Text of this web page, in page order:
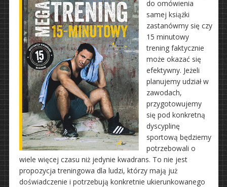
do omówienia
samej książki
zastanówmy się czy
15 minutowy
trening faktycznie
może okazać się
efektywny. Jeżeli
planujemy udział w
zawodach,
przygotowujemy
się pod konkretną
dyscyplinę
sportową będziemy
potrzebowali o
wiele więcej czasu niż jedynie kwadrans. To nie jest
propozycja treningowa dla ludzi, którzy mają już
doświadczenie i potrzebują konkretnie ukierunkowanego